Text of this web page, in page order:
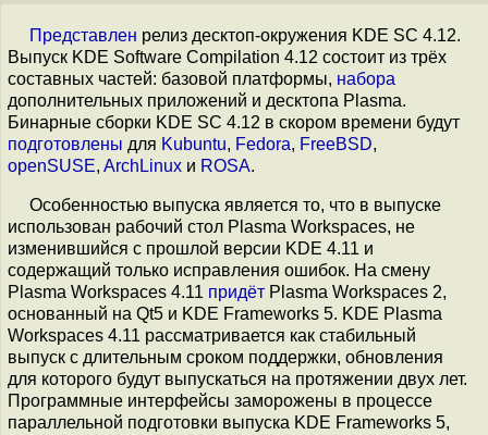
Представлен релиз десктоп-окружения KDE SC 4.12.
Выпуск KDE Software Compilation 4.12 состоит из трёх
составных частей: базовой платформы, набора
дополнительных приложений и десктопа Plasma.
Бинарные сборки KDE SC 4.12 в скором времени будут
подготовлены для Kubuntu, Fedora, FreeBSD,
openSUSE, ArchLinux и ROSA.
Особенностью выпуска является то, что в выпуске
использован рабочий стол Plasma Workspaces, не
изменившийся с прошлой версии KDE 4.11 и
содержащий только исправления ошибок. На смену
Plasma Workspaces 4.11 придёт Plasma Workspaces 2,
основанный на Qt5 и KDE Frameworks 5. KDE Plasma
Workspaces 4.11 рассматривается как стабильный
выпуск с длительным сроком поддержки, обновления
для которого будут выпускаться на протяжении двух лет.
Программные интерфейсы заморожены в процессе
параллельной подготовки выпуска KDE Frameworks 5,